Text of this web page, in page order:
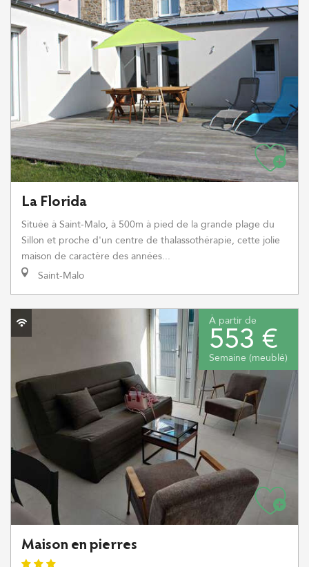
La Florida
Située à Saint-Malo, à 500m à pied de la grande plage du
Sillon et proche d'un centre de thalassothérapie, cette jolie
maison de caractère des années...
Saint-Malo
À partir de
553 €
Semaine (meublé)
Maison en pierres